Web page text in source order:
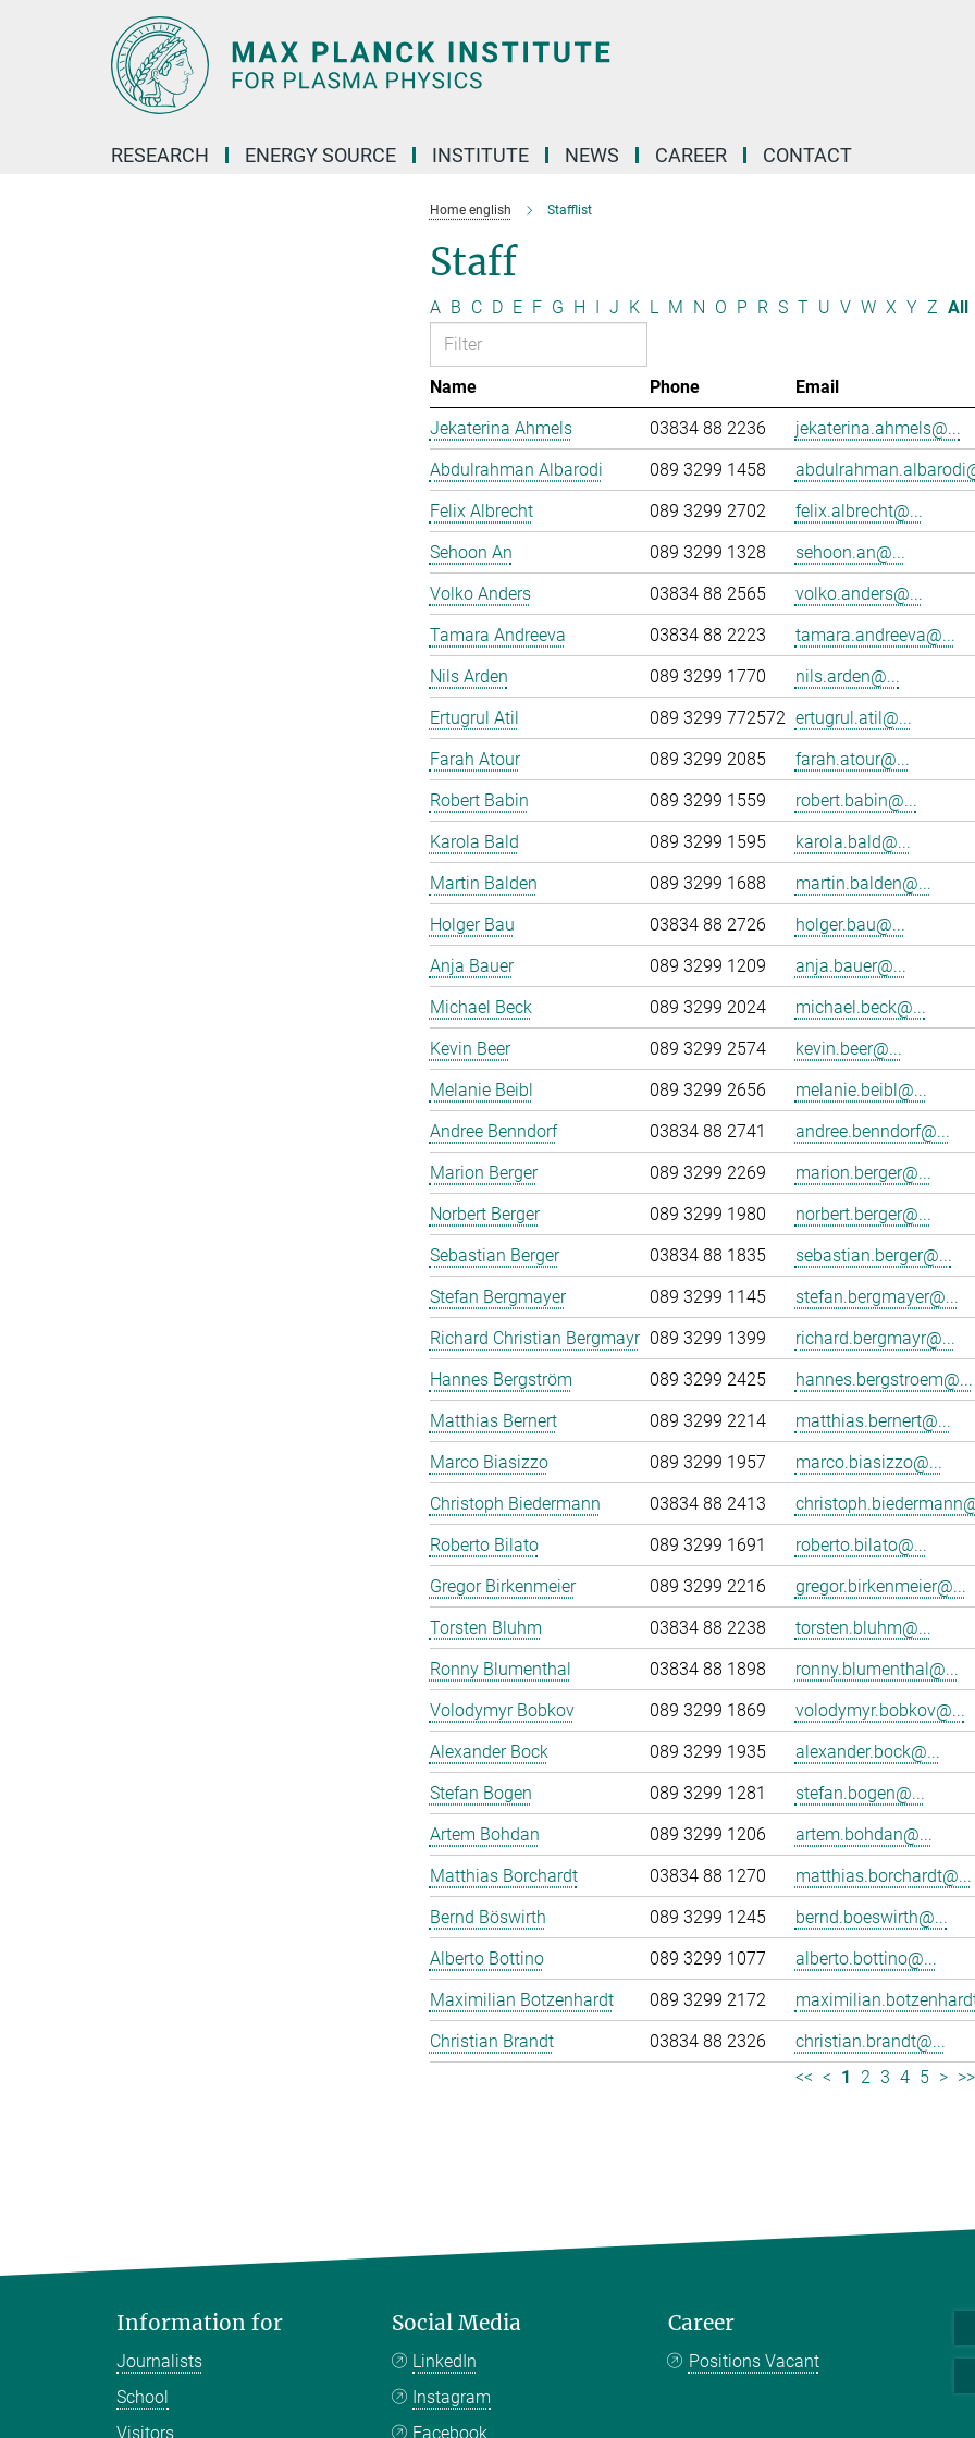
RESEARCH ENERGY SOURCE INSTITUTE NEWS CAREER CONTACT
Home english Stafflist
Staff
A B C D E F G H I J K L M N O P R S T U V W X Y Z All
Name Phone
Email
Jekaterina Ahmels
03834 88 2236
jekaterina.ahmels@...
Abdulrahman Albarodi
089 3299 1458
Felix Albrecht
089 3299 2702
felix.albrecht@...
Sehoon An
089 3299 1328
sehoon.an@...
Volko Anders
03834 88 2565
volko.anders@...
Tamara Andreeva
03834 88 2223
tamara.andreeva@...
Nils Arden
089 3299 1770
nils.arden@...
Ertugrul Atil
089 3299 772572 ertugrul.atil@...
Farah Atour
089 3299 2085
farah.atour@...
Robert Babin
089 3299 1559
robert.babin@...
Karola Bald
089 3299 1595
karola.bald@...
Martin Balden
089 3299 1688
martin.balden@...
Holger Bau
03834 88 2726
holger.bau@...
Anja Bauer
089 3299 1209
anja.bauer@...
Michael Beck
089 3299 2024
michael.beck@...
Kevin Beer
089 3299 2574
kevin.beer@...
Melanie Beibl
089 3299 2656
melanie.beibl@...
Andree Benndorf
03834 88 2741
andree.benndorf@...
Marion Berger
089 3299 2269
marion.berger@...
Norbert Berger
089 3299 1980
norbert.berger@...
Sebastian Berger
03834 88 1835
sebastian.berger@...
Stefan Bergmayer
089 3299 1145
stefan.bergmayer@...
Richard Christian Bergmayr 089 3299 1399
richard.bergmayr@...
Hannes Bergström
089 3299 2425
hannes.bergstroem@...
Matthias Bernert
089 3299 2214
matthias.bernert@...
Marco Biasizzo
089 3299 1957
marco.biasizzo@...
Christoph Biedermann
03834 88 2413
Roberto Bilato
089 3299 1691
roberto.bilato@...
Gregor Birkenmeier
089 3299 2216
gregor.birkenmeier@...
Torsten Bluhm
03834 88 2238
torsten.bluhm@...
Ronny Blumenthal
03834 88 1898
ronny.blumenthal@...
Volodymyr Bobkov
089 3299 1869
volodymyr.bobkov@...
Alexander Bock
089 3299 1935
alexander.bock@...
Stefan Bogen
089 3299 1281
stefan.bogen@...
Artem Bohdan
089 3299 1206
artem.bohdan@...
Matthias Borchardt
03834 88 1270
matthias.borchardt@...
Bernd Böswirth
089 3299 1245
bernd.boeswirth@...
Alberto Bottino
089 3299 1077
alberto.bottino@...
Maximilian Botzenhardt
089 3299 2172
Christian Brandt
03834 88 2326
christian.brandt@...
<< < 1 2 3 4 5 > >>
Information for
Journalists
School
Visitors
Social Media
LinkedIn
Instagram
Facebook
Career
Positions Vacant